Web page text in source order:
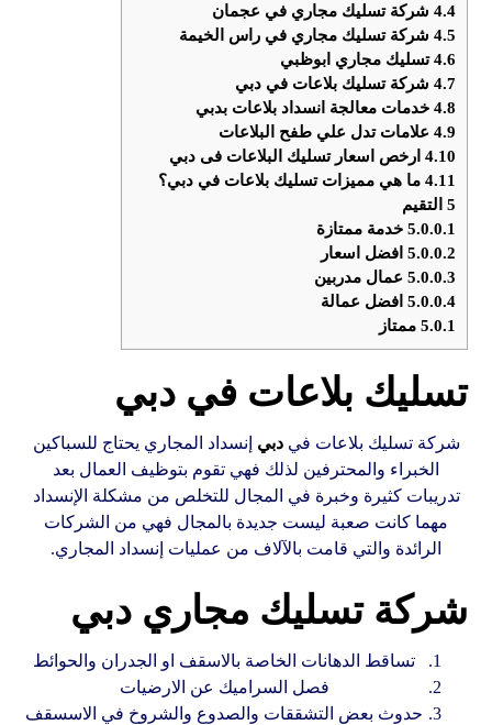
4.4 شركة تسليك مجاري في عجمان
4.5 شركة تسليك مجاري في راس الخيمة
4.6تسليك مجاري ابوظبي
4.7 شركة تسليك بلاعات في دبي
4.8 خدمات معالجة انسداد بلاعات بدبي
4.9 علامات تدل علي طفح البلاعات
4.10 ارخص اسعار تسليك البلاعات فى دبي
4.11 ما هي مميزات تسليك بلاعات في دبي؟
5 التقيم
5.0.0.1 خدمة ممتازة
5.0.0.2 افضل اسعار
5.0.0.3 عمال مدربين
5.0.0.4 افضل عمالة
5.0.1 ممتاز
تسليك بلاعات في دبي
شركة تسليك بلاعات فيدبي إنسداد المجاري يحتاج للسباكين
الخبراء والمحترفين لذلك فهي تقوم بتوظيف العمال بعد
تدريبات كثيرة وخبرة في المجال للتخلص من مشكلة الإنسداد
مهما كانت صعبة ليست جديدة بالمجال فهي من الشركات
الرائدة والتي قامت بالآلاف من عمليات إنسداد المجاري.
شركة تسليك مجاري دبي
تساقط الدهانات الخاصة بالاسقف او الجدران والحوائط
فصل السراميك عن الارضيات
حدوث بعض التشققات والصدوع والشروخ في الاسسقف